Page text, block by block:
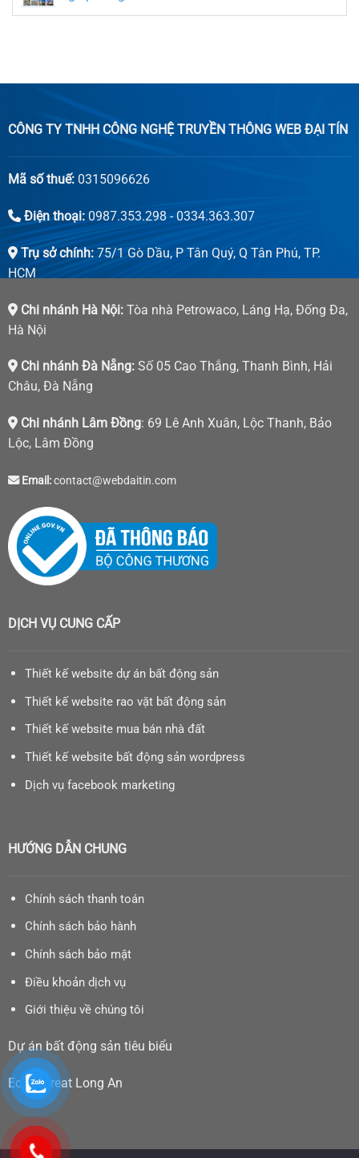
CÔNG TY TNHH CÔNG NGHỆ TRUYỀN THÔNG WEB ĐẠI TÍN
Mã số thuế:0315096626
Điện thoại:0987.353.298 - 0334.363.307
Trụ sở chính:75/1 Gò Dầu, P Tân Quý, Q Tân Phú, TP.
HCM
Chi nhánh Hà Nội:Tòa nhà Petrowaco, Láng Hạ, Đống Đa,
Hà Nội
Chi nhánh Đà Nẵng:Số 05 Cao Thắng, Thanh Bình, Hải
Châu, Đà Nẵng
Chi nhánh Lâm Đồng: 69 Lê Anh Xuân, Lộc Thanh, Bảo
Lộc, Lâm Đồng
Email:contact@webdaitin.com
DỊCH VỤ CUNG CẤP
Thiết kế website dự án bất động sản
Thiết kế website rao vặt bất động sản
Thiết kế website mua bán nhà đất
Thiết kế website bất động sản wordpress
Dịch vụ facebook marketing
HƯỚNG DẪN CHUNG
Chính sách thanh toán
Chính sách bảo hành
Chính sách bảo mật
Điều khoản dịch vụ
Giới thiệu về chúng tôi
Dự án bất động sản tiêu biểu
Eco Retreat Long An